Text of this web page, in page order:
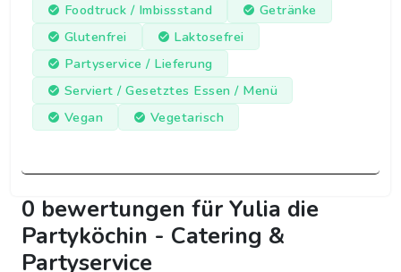
Foodtruck / Imbissstand
Getränke
Glutenfrei
Laktosefrei
Partyservice / Lieferung
Serviert / Gesetztes Essen / Menü
Vegan
Vegetarisch
0 bewertungen für Yulia die
Partyköchin - Catering &
Partyservice